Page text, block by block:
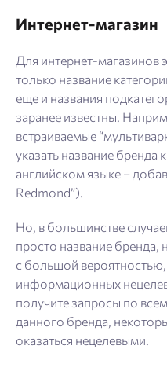
Интернет-магазин
Для интернет-магазинов
только название
еще и названия
заранее известны.
встраиваемые
указать название бренда
английском языке –
Redmond”).
Но, в большинстве
просто название бренда,
с большой
информационных
получите запросы по
данного бренда,
оказаться нецелевыми.